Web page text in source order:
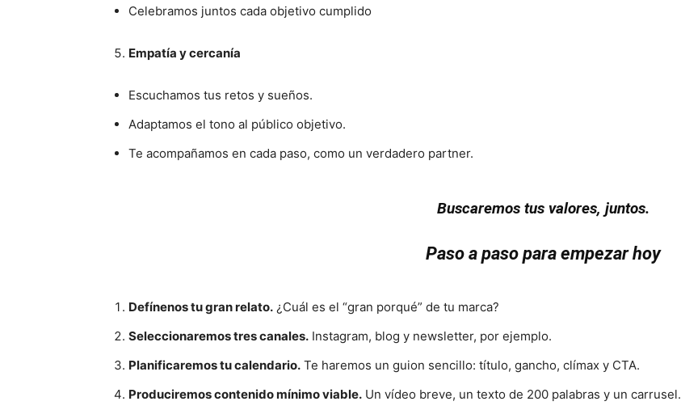
Celebramos juntos cada objetivo cumplido
Empatía y cercanía
Escuchamos tus retos y sueños.
Adaptamos el tono al público objetivo.
Te acompañamos en cada paso, como un verdadero partner.
Buscaremos tus valores, juntos.
Paso a paso para empezar hoy
Defínenos tu gran relato. ¿Cuál es el “gran porqué” de tu marca?
Seleccionaremos tres canales. Instagram, blog y newsletter, por ejemplo.
Planificaremos tu calendario. Te haremos un guion sencillo: título, gancho, clímax y CTA.
Produciremos contenido mínimo viable. Un vídeo breve, un texto de 200 palabras y un carrusel.